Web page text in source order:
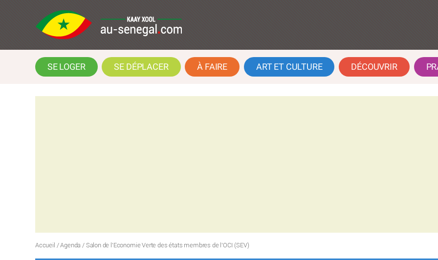
SE LOGER SE DÉPLACER À FAIRE ART ET CULTURE DÉCOUVRIR
Accueil /Agenda / Salon de l’Economie Verte des états membres de l’OCI (SEV)